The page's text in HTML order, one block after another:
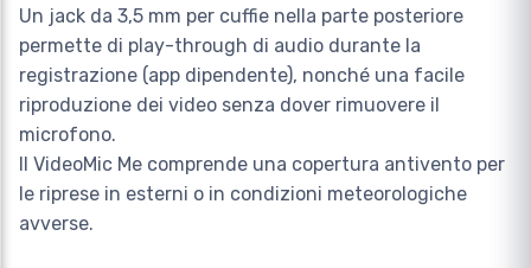
Un jack da 3,5 mm per cuffie nella parte posteriore
permette di play-through di audio durante la
registrazione (app dipendente), nonché una facile
riproduzione dei video senza dover rimuovere il
microfono.
Il VideoMic Me comprende una copertura antivento per
le riprese in esterni o in condizioni meteorologiche
avverse.